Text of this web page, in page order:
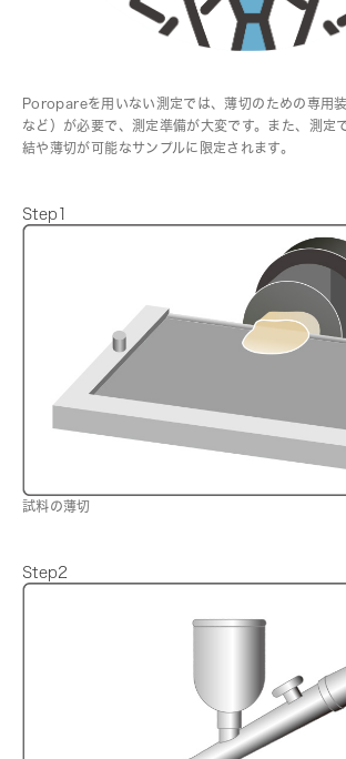
Poropareを用いない測定では、薄切のための専用
など）が必要で、測定準備が大変です。また、測定
結や薄切が可能なサンプルに限定されます。
Step1
試料の薄切
Step2